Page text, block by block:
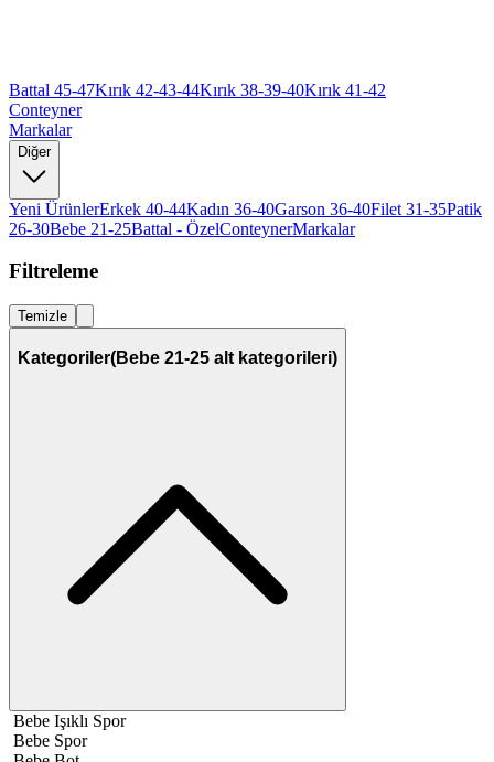
Battal 45-47Kırık 42-43-44Kırık 38-39-40Kırık 41-42
Conteyner
Markalar
Diğer
Yeni ÜrünlerErkek 40-44Kadın 36-40Garson 36-40Filet 31-35Patik
26-30Bebe 21-25Battal - ÖzelConteynerMarkalar
Filtreleme
Temizle
Kategoriler(Bebe 21-25 alt kategorileri)
Bebe Işıklı Spor
Bebe Spor